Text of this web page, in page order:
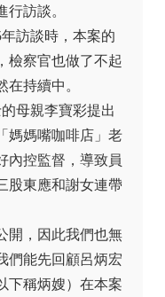
訪談。
訪談時，本案的
檢察官也做了不起
持續中。
母親李寶彩提出
媽媽嘴咖啡店」老
內控監督，導致員
股東應和謝女連帶
開，因此我們也無
們能先回顧呂炳宏
下稱炳嫂）在本案